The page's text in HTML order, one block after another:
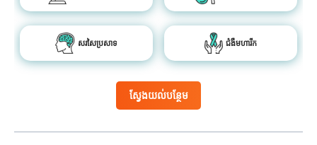
ស្វែងយល់បន្ថែម
សរសៃប្រសាទ ជំងឺមហារីក